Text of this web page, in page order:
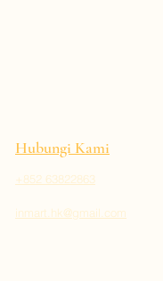
Hubungi Kami
+852 63822863
inmart.hk@gmail.com